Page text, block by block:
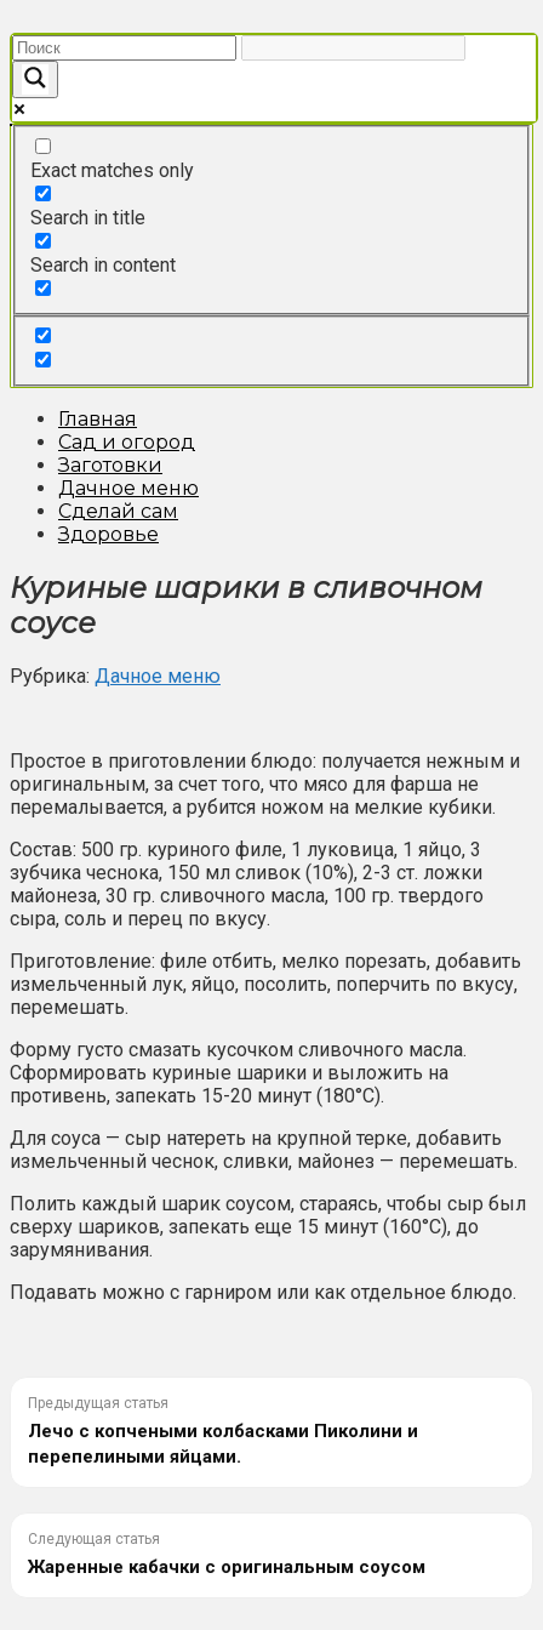
к
контенту
Exact matches only
Search in title
Search in content
Главная
Сад и огород
Заготовки
Дачное меню
Сделай сам
Здоровье
Куриные шарики в сливочном
соусе
Рубрика: Дачное меню
Простое в приготовлении блюдо: получается нежным и
оригинальным, за счет того, что мясо для фарша не
перемалывается, а рубится ножом на мелкие кубики.
Состав: 500 гр. куриного филе, 1 луковица, 1 яйцо, 3
зубчика чеснока, 150 мл сливок (10%), 2-3 ст. ложки
майонеза, 30 гр. сливочного масла, 100 гр. твердого
сыра, соль и перец по вкусу.
Приготовление: филе отбить, мелко порезать, добавить
измельченный лук, яйцо, посолить, поперчить по вкусу,
перемешать.
Форму густо смазать кусочком сливочного масла.
Сформировать куриные шарики и выложить на
противень, запекать 15-20 минут (180°С).
Для соуса — сыр натереть на крупной терке, добавить
измельченный чеснок, сливки, майонез — перемешать.
Полить каждый шарик соусом, стараясь, чтобы сыр был
сверху шариков, запекать еще 15 минут (160°С), до
зарумянивания.
Подавать можно с гарниром или как отдельное блюдо.
Предыдущая статья
Лечо с копчеными колбасками Пиколини и
перепелиными яйцами.
Следующая статья
Жаренные кабачки с оригинальным соусом